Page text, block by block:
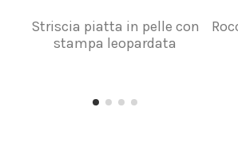
Striscia piatta in pelle con
stampa leopardata